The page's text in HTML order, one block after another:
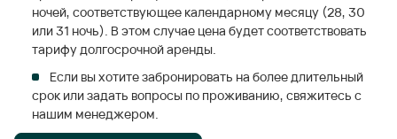
ночей, соответствующее календарному месяцу (28, 30
или 31 ночь). В этом случае цена будет соответствовать
тарифу долгосрочной аренды.
Если вы хотите забронировать на более длительный
срок или задать вопросы по проживанию, свяжитесь с
нашим менеджером.